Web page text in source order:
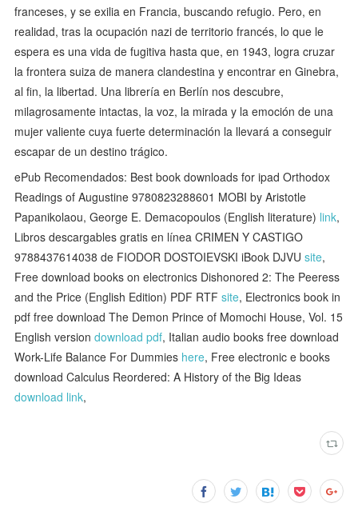
franceses, y se exilia en Francia, buscando refugio. Pero, en
realidad, tras la ocupación nazi de territorio francés, lo que le
espera es una vida de fugitiva hasta que, en 1943, logra cruzar
la frontera suiza de manera clandestina y encontrar en Ginebra,
al fin, la libertad. Una librería en Berlín nos descubre,
milagrosamente intactas, la voz, la mirada y la emoción de una
mujer valiente cuya fuerte determinación la llevará a conseguir
escapar de un destino trágico.
ePub Recomendados: Best book downloads for ipad Orthodox
Readings of Augustine 9780823288601 MOBI by Aristotle
Papanikolaou, George E. Demacopoulos (English literature) link,
Libros descargables gratis en línea CRIMEN Y CASTIGO
9788437614038 de FIODOR DOSTOIEVSKI iBook DJVUsite,
Free download books on electronics Dishonored 2: The Peeress
and the Price (English Edition) PDF RTFsite, Electronics book in
pdf free download The Demon Prince of Momochi House, Vol. 15
English versiondownload pdf, Italian audio books free download
Work-Life Balance For Dummies here, Free electronic e books
download Calculus Reordered: A History of the Big Ideas
download link,